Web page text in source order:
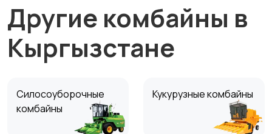
Другие комбайны в
Кыргызстане
Силосоуборочные
комбайны
Кукурузные комбайны